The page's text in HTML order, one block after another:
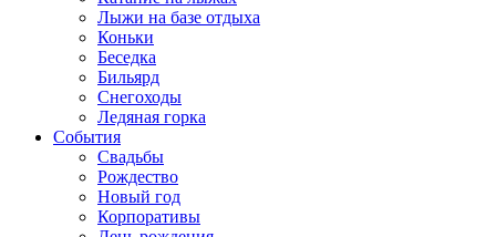
Лыжи на базе отдыха
Коньки
Беседка
Бильярд
Снегоходы
Ледяная горка
События
Свадьбы
Рождество
Новый год
Корпоративы